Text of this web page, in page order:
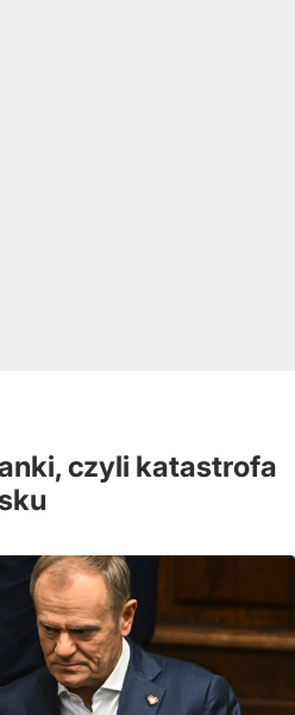
czyli katastrofa